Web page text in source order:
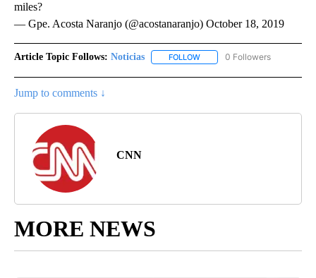
miles?
— Gpe. Acosta Naranjo (@acostanaranjo) October 18, 2019
Article Topic Follows: Noticias FOLLOW FOLLOW "NOTICIAS" TO
0 Followers
Jump to comments ↓
CNN
MORE NEWS